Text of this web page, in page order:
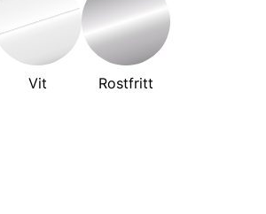
Vit Rostfritt